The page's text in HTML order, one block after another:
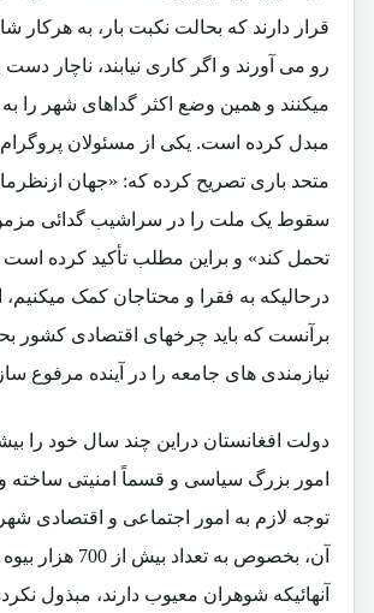
قرار دارند که بحالت نکبت بار، به هرکار
رو می آورند و اگر کاری نیابند، ناچار دست
میکنند و همین وضع اکثر گداهای شهر را
مبدل کرده است. یکی از مسئولان
متحد باری تصریح کرده که: «جهان
سقوط یک ملت را در سراشیب گدائی مزمن
تحمل کند» و براین مطلب تأکید کرده است
درحالیکه به فقرا و محتاجان کمک میکنیم،
برآنست که باید چرخهای اقتصادی کشور
نیازمندی های جامعه را در آینده مرفوع
دولت افغانستان دراین چند سال خود را
امور بزرگ سیاسی و قسماً امنیتی ساخته
توجه لازم به امور اجتماعی و اقتصادی
آن، بخصوص به تعداد
آنهائیکه شوهران معیوب دارند، مبذول